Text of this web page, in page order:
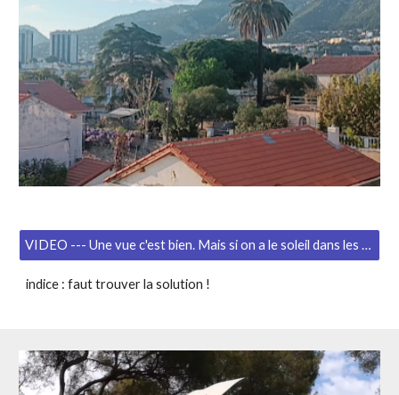
VIDEO --- Une vue c'est bien. Mais si on a le soleil dans les yeux... Cliquez pour voir.
indice : faut trouver la solution !